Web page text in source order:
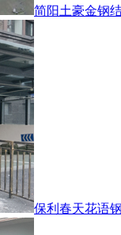
简阳土豪金钢
保利春天花语